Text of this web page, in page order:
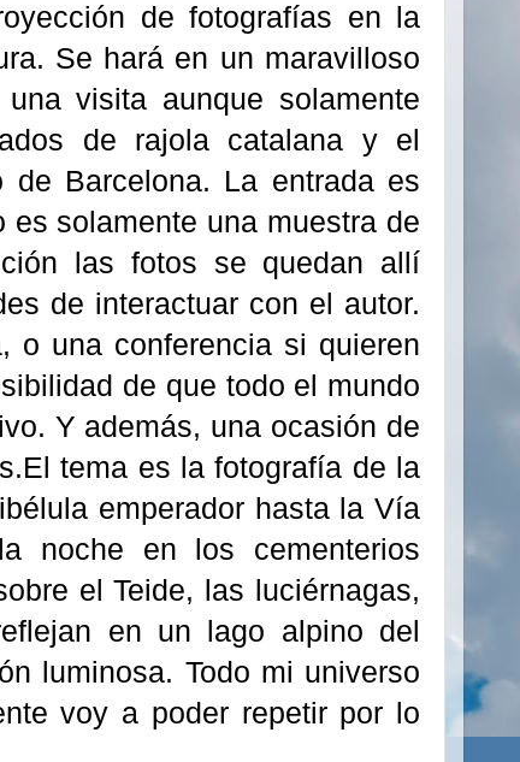
de fotografías en la
Se hará en un maravilloso
visita aunque solamente
de rajola catalana y el
Barcelona. La entrada es
es solamente una muestra de
las fotos se quedan allí
de interactuar con el autor.
o una conferencia si quieren
de que todo el mundo
Y además, una ocasión de
tema es la fotografía de la
emperador hasta la Vía
noche en los cementerios
el Teide, las luciérnagas,
en un lago alpino del
luminosa. Todo mi universo
voy a poder repetir por lo